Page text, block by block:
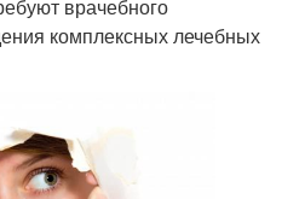
врачебного
комплексных лечебных